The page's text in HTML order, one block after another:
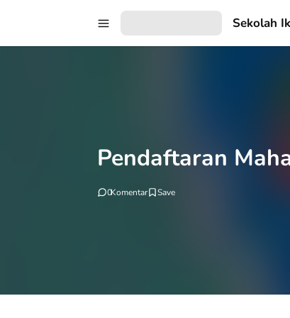
Sekolah
Pendaftaran
0Komentar